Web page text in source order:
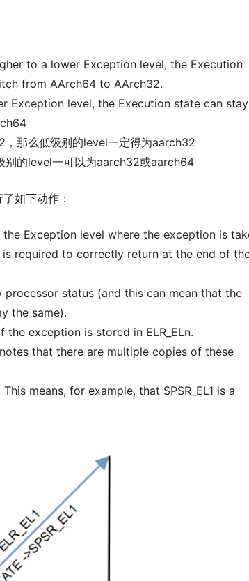
to a lower Exception level, the Execution
from AArch64 to AArch32.
Exception level, the Execution state can
那么低级别的level一定得为aarch32
别的level一可以为aarch32或aarch64
如下动作：
the Exception level where the exception is
required to correctly return at the end of
status (and this can mean that the
the same).
exception is stored in ELR_ELn.
that there are multiple copies of these
means, for example, that SPSR_EL1 is a